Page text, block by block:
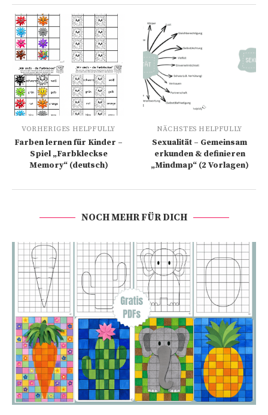
VORHERIGES HELPFULLY
Farben lernen für Kinder –
Spiel „Farbkleckse
Memory“ (deutsch)
NÄCHSTES HELPFULLY
Sexualität – Gemeinsam
erkunden & definieren
„Mindmap“ (2 Vorlagen)
NOCH MEHR FÜR DICH